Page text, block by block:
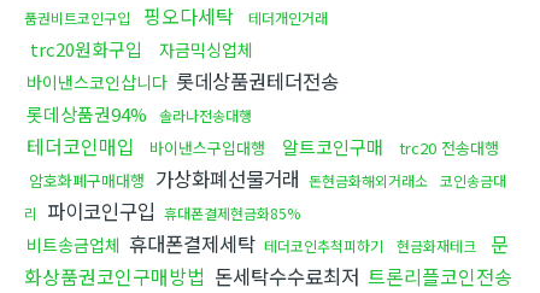
품권비트코인구입
핑오다세탁 테더개인거래
trc20원화구입
자금믹싱업체
바이낸스코인삽니다 롯데상품권테더전송
롯데상품권94% 솔라나전송대행
테더코인매입 바이낸스구입대행 알트코인구매
trc20 전송대행
암호화폐구매대행 가상화폐선물거래 돈현금화해외거래소 코인송금대
리
파이코인구입 휴대폰결제현금화85%
비트송금업체 휴대폰결제세탁 테더코인추척피하기 현금화재테크
문
화상품권코인구매방법 돈세탁수수료최저 트론리플코인전송